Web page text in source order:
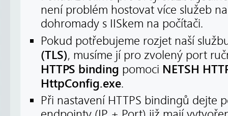
není problém hostovat více služeb
dohromady s IISkem na počítači.
Pokud potřebujeme rozjet naší
(TLS), musíme jí pro zvolený port
HTTPS binding pomoci NETSH
HttpConfig.exe.
Při nastavení HTTPS bindingů dejte